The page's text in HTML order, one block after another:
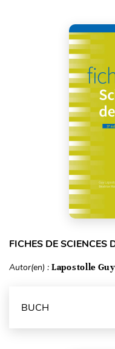
FICHES DE SCIENCES
Autor(en) : Lapostolle
BUCH